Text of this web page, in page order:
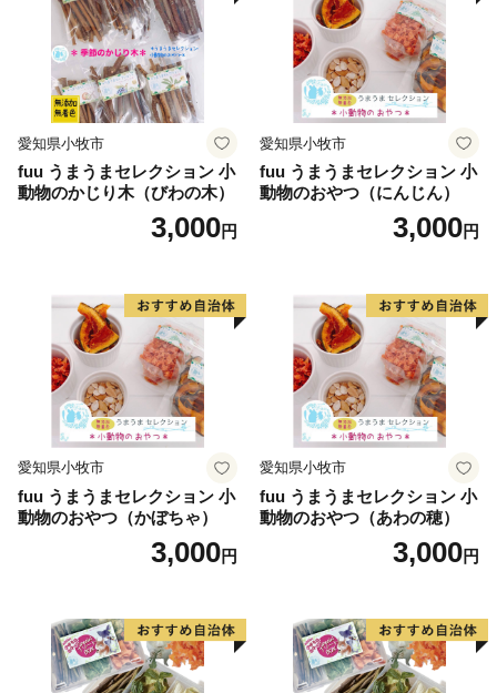
愛知県小牧市
fuu うまうまセレクション 小
動物のかじり木（びわの木）
3,000円
愛知県小牧市
fuu うまうまセレクション 小
動物のおやつ（にんじん）
3,000円
愛知県小牧市
fuu うまうまセレクション 小
動物のおやつ（かぼちゃ）
3,000円
愛知県小牧市
fuu うまうまセレクション 小
動物のおやつ（あわの穂）
3,000円